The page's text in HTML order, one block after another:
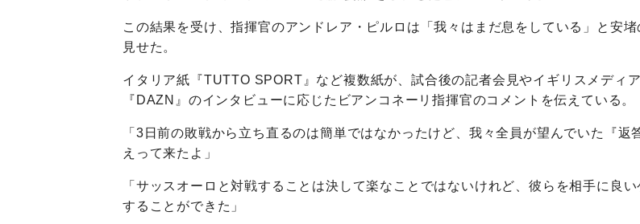
この結果を受け、指揮官のアンドレア・ピルロは「我々はまだ息をしている」と安堵
見せた。
イタリア紙『TUTTO SPORT』など複数紙が、試合後の記者会見やイギリスメディア
『DAZN』のインタビューに応じたビアンコネーリ指揮官のコメントを伝えている。
「3日前の敗戦から立ち直るのは簡単ではなかったけど、我々全員が望んでいた『返
えって来たよ」
「サッスオーロと対戦することは決して楽なことではないけれど、彼らを相手に良い
することができた」